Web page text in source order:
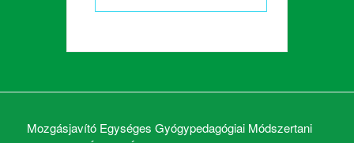
Mozgásjavító Egységes Gyógypedagógiai Módszertani